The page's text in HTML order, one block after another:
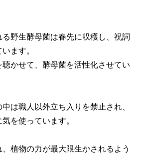
野生酵母菌は春先に収穫し、祝詞
ます。
聴かせて、酵母菌を活性化させてい
は職人以外立ち入りを禁止され、
を使っています。
植物の力が最大限生かされるよう